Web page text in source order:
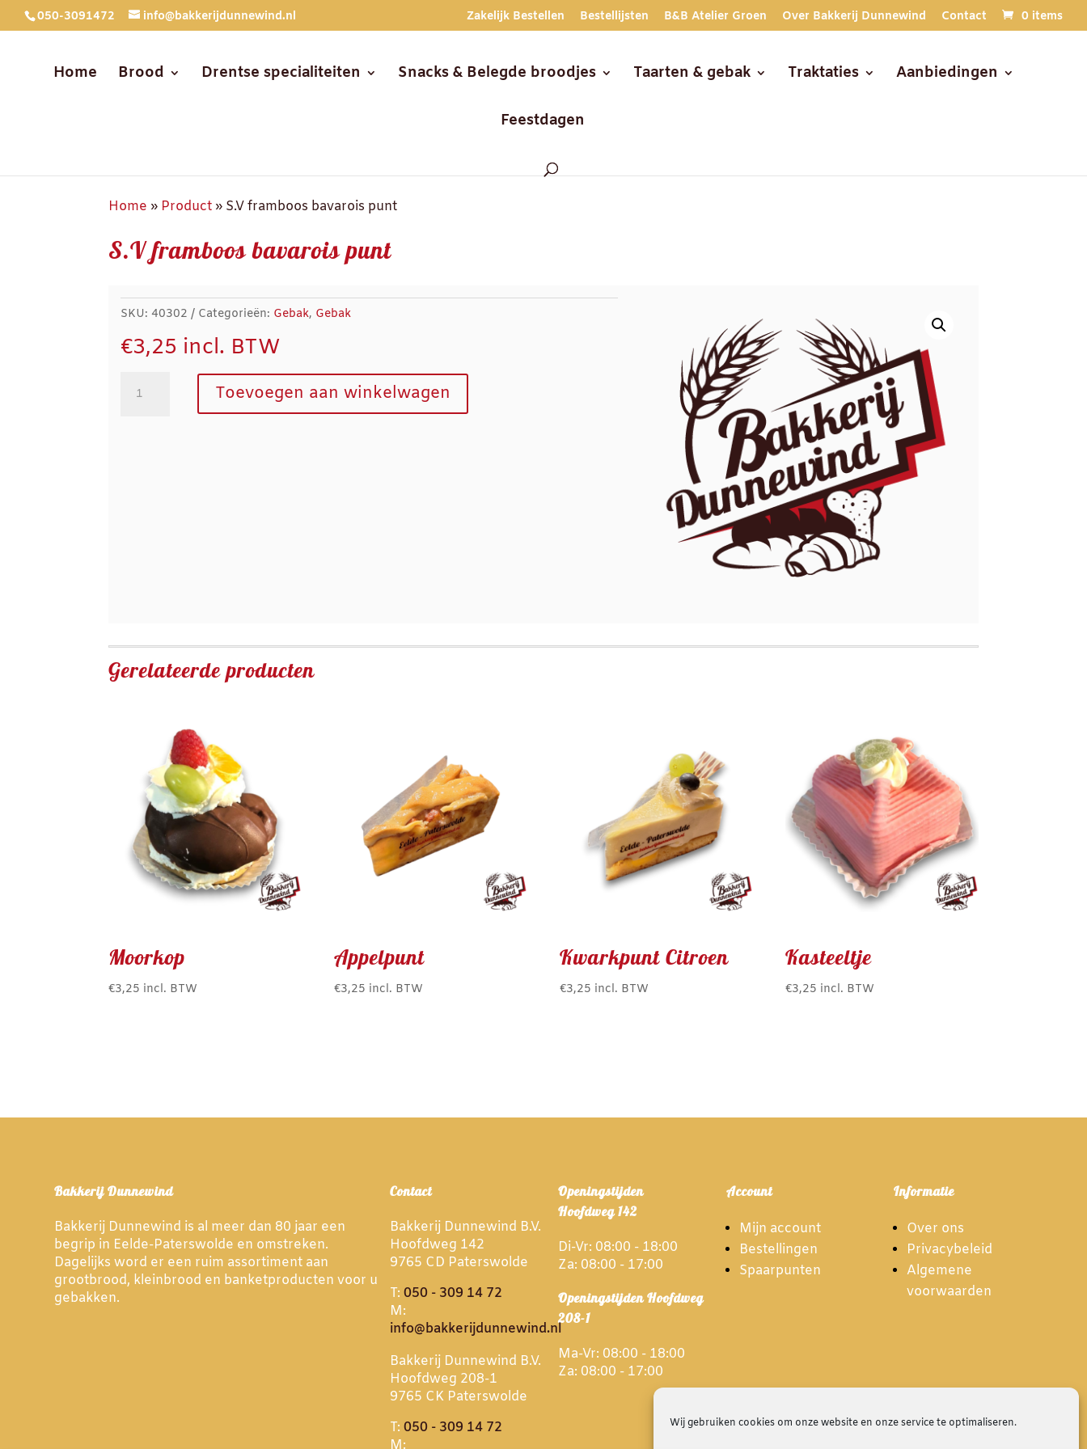
Wij gebruiken cookies om onze website en onze service te optimaliseren.
050-3091472 info@bakkerijdunnewind.nl Zakelijk Bestellen Bestellijsten B&B Atelier Groen Over Bakkerij Dunnewind Contact 0 items
Home Brood Drentse specialiteiten Snacks & Belegde broodjes Taarten & gebak Traktaties Aanbiedingen
Feestdagen
Home » Product » S.V framboos bavarois punt
S.V framboos bavarois punt
SKU:40302 Categorieën: Gebak, Gebak
€3,25 incl. BTW
Toevoegen aan winkelwagen
Gerelateerde producten
Moorkop
€3,25 incl. BTW
Appelpunt
€3,25 incl. BTW
Kwarkpunt Citroen
€3,25 incl. BTW
Kasteeltje
€3,25 incl. BTW
Bakkerij Dunnewind
Bakkerij Dunnewind is al meer dan 80 jaar een
begrip in Eelde-Paterswolde en omstreken.
Dagelijks word er een ruim assortiment aan
grootbrood, kleinbrood en banketproducten voor u
gebakken.
Contact
Bakkerij Dunnewind B.V.
Hoofdweg 142
9765 CD Paterswolde
T:050 - 309 14 72
M:
info@bakkerijdunnewind.nl
Bakkerij Dunnewind B.V.
Hoofdweg 208-1
9765 CK Paterswolde
T:050 - 309 14 72
Openingstijden
Hoofdweg 142
Di-Vr: 08:00 - 18:00
Za: 08:00 - 17:00
Openingstijden Hoofdweg
208-1
Ma-Vr: 08:00 - 18:00
Za: 08:00 - 17:00
Account
Mijn account
Bestellingen
Spaarpunten
Informatie
Over ons
Privacybeleid
Algemene
voorwaarden